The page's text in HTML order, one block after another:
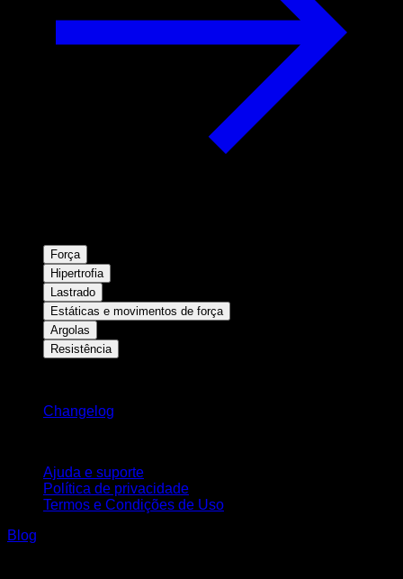
Força
Hipertrofia
Lastrado
Estáticas e movimentos de força
Argolas
Resistência
Changelog
Ajuda e suporte
Política de privacidade
Termos e Condições de Uso
Blog